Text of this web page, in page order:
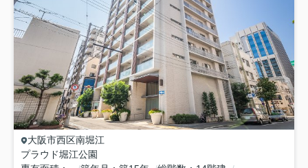
大阪市西区南堀江
プラウド堀江公園